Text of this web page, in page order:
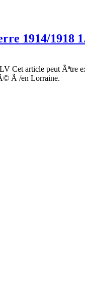
1914/1918
Cet article peut
Ã /en Lorraine.